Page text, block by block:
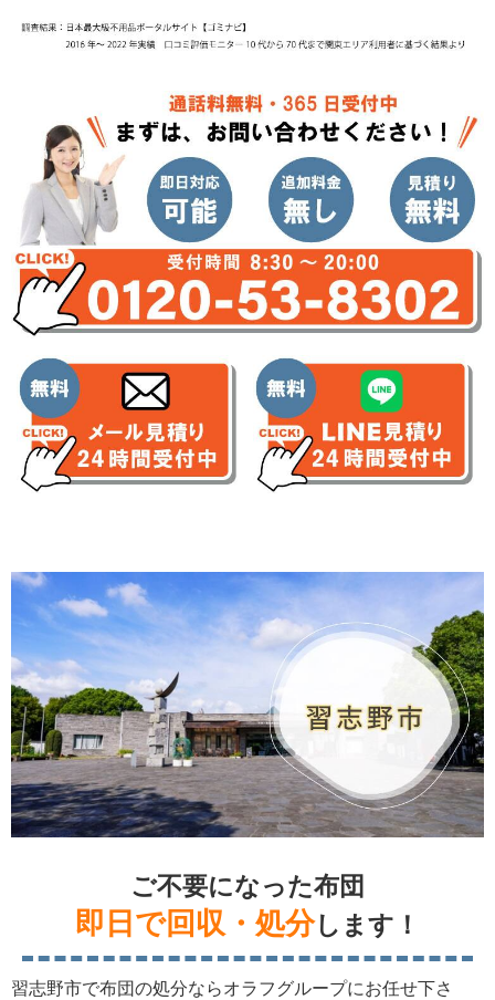
ご不要になった布団
即日で回収・処分します！
習志野市で布団の処分ならオラフグループにお任せ下さ